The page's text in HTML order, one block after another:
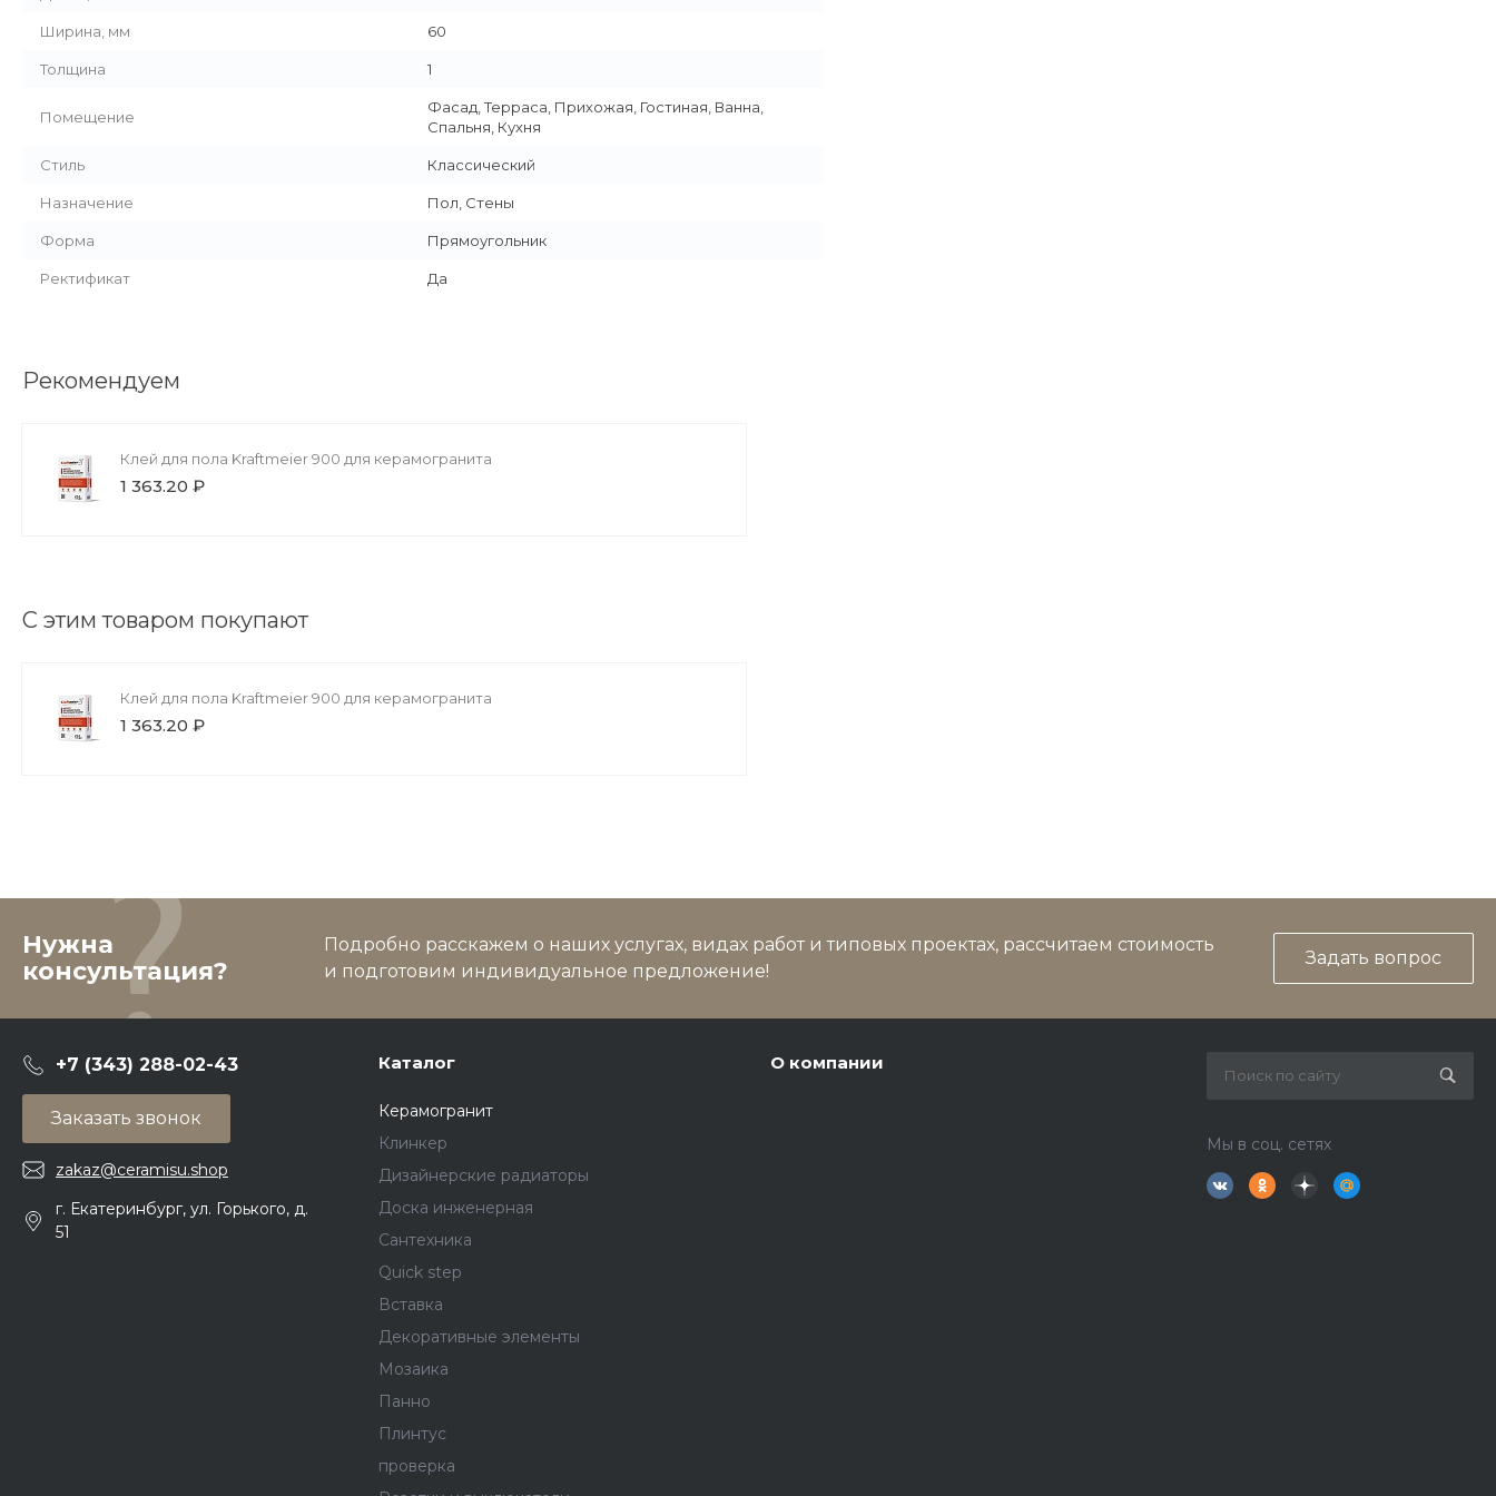
Ширина, мм 60
Толщина 1
Помещение
Фасад, Терраса, Прихожая, Гостиная, Ванна,
Спальня, Кухня
Стиль Классический
Назначение Пол, Стены
Форма Прямоугольник
Ректификат Да
Рекомендуем
Клей для пола Kraftmeier 900 для керамогранита
1 363.20 ₽
С этим товаром покупают
Клей для пола Kraftmeier 900 для керамогранита
1 363.20 ₽
Нужна
консультация?
Подробно расскажем о наших услугах, видах работ и типовых проектах, рассчитаем стоимость
и подготовим индивидуальное предложение!
Задать вопрос
+7 (343) 288-02-43
Заказать звонок
zakaz@ceramisu.shop
г. Екатеринбург, ул. Горького, д.
51
Каталог
Керамогранит
Клинкер
Дизайнерские радиаторы
Доска инженерная
Сантехника
Quick step
Вставка
Декоративные элементы
Мозаика
Панно
Плинтус
проверка
О компании
Мы в соц. сетях